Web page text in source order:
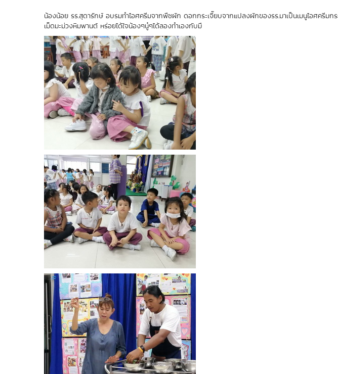
น้องน้อย รร.สุดารักษ์ อบรมทำไอศครีมจากพืชผัก ดอกกระเจี๊ยบจากแปลงผักของรร.มาเป็นเมนูไอศครีมก
เม็ดมะม่วงหิมพานต์ หร่อยได้ใจน้องๆนู๋ๆได้ลองทำเองกับมื